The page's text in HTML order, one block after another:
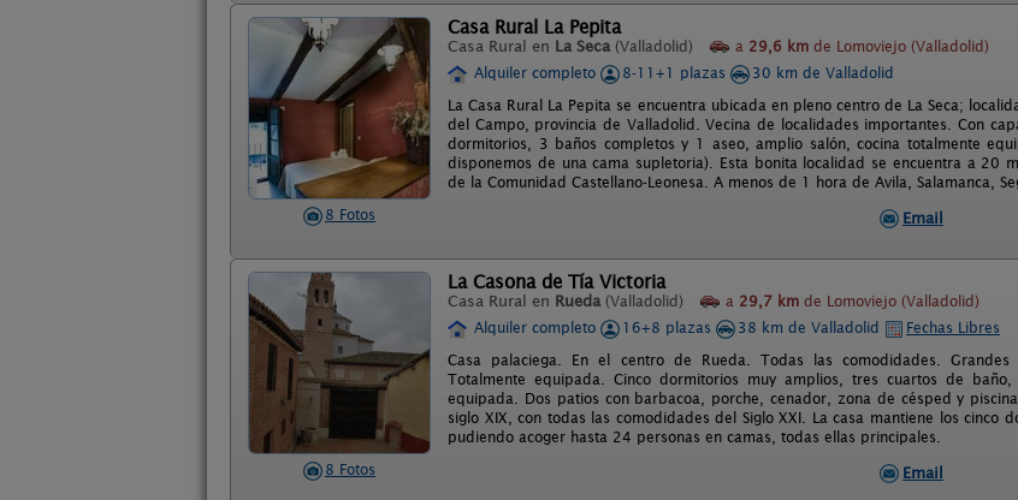
8 Fotos
Casa Rural La Pepita
Casa Rural en La Seca (Valladolid) a 29,6 km de Lomoviejo (Valladolid)
Alquiler completo
8-11+1 plazas
30 km de Valladolid
La Casa Rural La Pepita se encuentra ubicada en pleno centro de La Seca;
del Campo, provincia de Valladolid. Vecina de localidades importantes. Con
dormitorios, 3 baños completos y 1 aseo, amplio salón, cocina totalmente
disponemos de una cama supletoria). Esta bonita localidad se encuentra a 20
de la Comunidad Castellano-Leonesa. A menos de 1 hora de Avila, Salamanca,
Email
8 Fotos
La Casona de Tía Victoria
Casa Rural en Rueda (Valladolid) a 29,7 km de Lomoviejo (Valladolid)
Alquiler completo
16+8 plazas 38 km de Valladolid
Fechas Libres
Casa palaciega. En el centro de Rueda. Todas las comodidades.
Totalmente equipada. Cinco dormitorios muy amplios, tres cuartos de baño,
equipada. Dos patios con barbacoa, porche, cenador, zona de césped y
siglo XIX, con todas las comodidades del Siglo XXI. La casa mantiene los
pudiendo acoger hasta 24 personas en camas, todas ellas principales.
Email